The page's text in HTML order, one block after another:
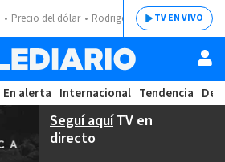
Precio del dólar Rodrigo ChavesTV EN VIVO
En alerta Internacional Tendencia
Seguí aquíTV en
directo